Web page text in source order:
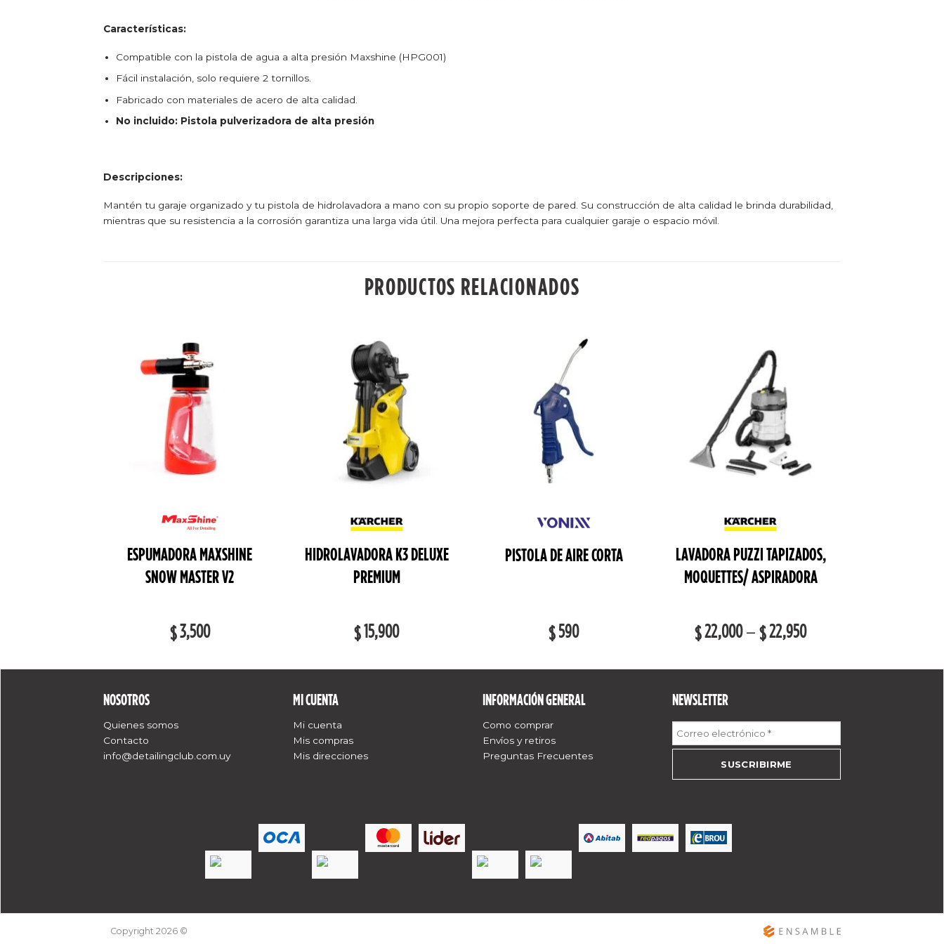
Características:
Compatible con la pistola de agua a alta presión Maxshine (HPG001)
Fácil instalación, solo requiere 2 tornillos.
Fabricado con materiales de acero de alta calidad.
No incluido: Pistola pulverizadora de alta presión
Descripciones:
Mantén tu garaje organizado y tu pistola de hidrolavadora a mano con su propio soporte de pared. Su construcción de alta calidad le brinda durabilidad,
mientras que su resistencia a la corrosión garantiza una larga vida útil. Una mejora perfecta para cualquier garaje o espacio móvil.
PRODUCTOS RELACIONADOS
ESPUMADORA MAXSHINE
SNOW MASTER V2
$3,500
HIDROLAVADORA K3 DELUXE
PREMIUM
$15,900
PISTOLA DE AIRE CORTA
$ 590
LAVADORA PUZZI TAPIZADOS,
MOQUETTES/ ASPIRADORA
$22,000–$22,950
NOSOTROS
Quienes somos
Contacto
info@detailingclub.com.uy
MI CUENTA
Mi cuenta
Mis compras
Mis direcciones
INFORMACIÓN GENERAL
Como comprar
Envíos y retiros
Preguntas Frecuentes
NEWSLETTER
Copyright 2026 ©